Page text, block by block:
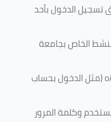
الدخول بأحد
الخاص بجامعة
(مثل الدخول بحساب
وكلمة المرور